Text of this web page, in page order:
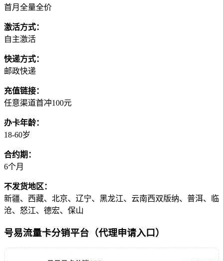
首月全量全价
激活方式：
自主激活
快递方式：
邮政快递
充值链接：
任意渠道首冲100元
办卡年龄：
18-60岁
合约期：
6个月
不发货地区：
新疆、西藏、北京、辽宁、黑龙江、云南西双版纳、普洱、临
沧、怒江、德宏、保山
号易流量卡分销平台（代理申请入口）